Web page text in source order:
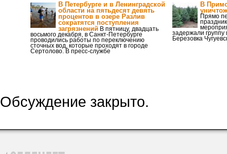
В Петербурге и в Ленинградской
области на пятьдесят девять
процентов в озере Разлив
сократятся поступления
загрязнений В пятницу, двадцать
восьмого декабря, в Санкт-Петербурге
проводились работы по переключению
сточных вод, которые проходят в городе
Сертолово. В пресс-службе
В
Прямо
задержали группу
Березовка
Обсуждение закрыто.